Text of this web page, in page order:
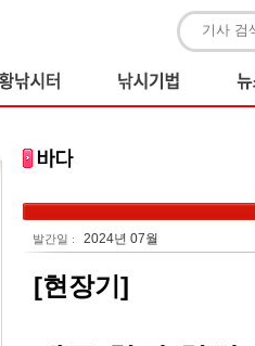
발간일 : 2024년 07월